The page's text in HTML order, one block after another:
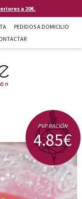
a 20€.
PEDIDOS A DOMICILIO
PVP RACIÓN
4.85€